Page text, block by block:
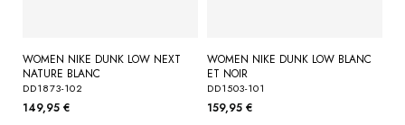
WOMEN NIKE DUNK LOW NEXT
NATURE BLANC
DD1873-102
149,95 €
WOMEN NIKE DUNK LOW BLANC
ET NOIR
DD1503-101
159,95 €